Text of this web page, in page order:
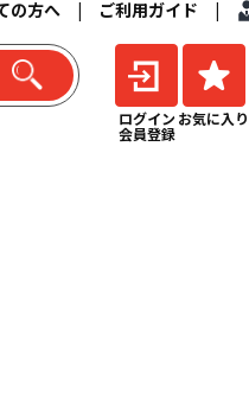
の方へ | ご利用ガイド |
ログイン
会員登録
お気に入り